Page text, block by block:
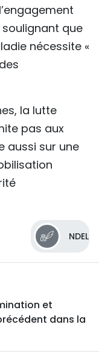
que
nécessite «
la lutte
pas aux
aussi sur une
NDEL
et
dans la